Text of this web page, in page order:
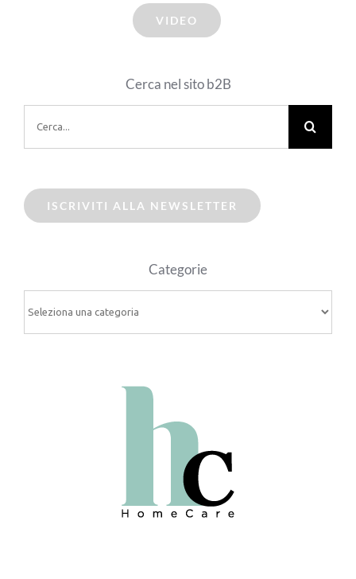
VIDEO
Cerca nel sito b2B
per:
ISCRIVITI ALLA NEWSLETTER
Categorie